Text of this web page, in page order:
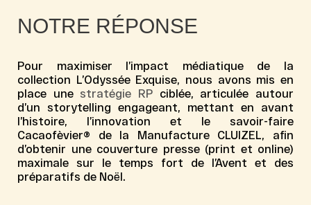
NOTRE RÉPONSE
Pour maximiser l’impact médiatique de la
collection L’Odyssée Exquise , nous avons mis en
place une stratégie RP ciblée, articulée autour
d’un storytelling engageant , mettant en avant
l’histoire, l’innovation et le savoir-faire
Cacaofèvier® de la Manufacture CLUIZEL, afin
d’obtenir une couverture presse (print et online)
maximale sur le temps fort de l’Avent et des
préparatifs de Noël.